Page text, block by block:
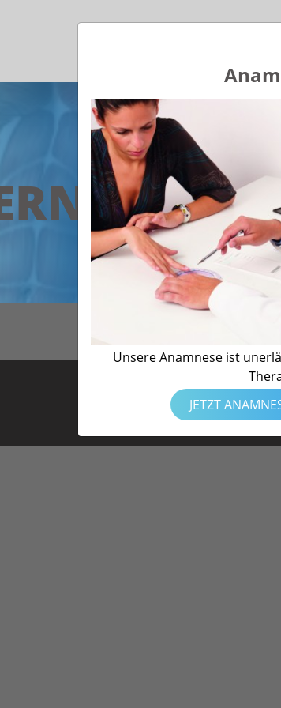
Unsere Anamnese ist
JETZT